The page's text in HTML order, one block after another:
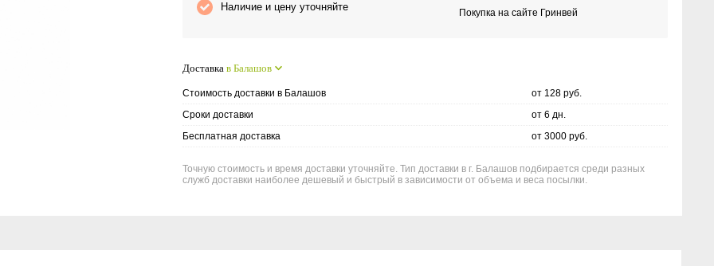
Покупка на сайте Гринвей
Наличие и цену уточняйте
Доставка в Балашов
Стоимость доставки в Балашов
от 128 руб.
Сроки доставки
от 6 дн.
Бесплатная доставка
от 3000 руб.
Точную стоимость и время доставки уточняйте. Тип доставки в г. Балашов подбирается среди разных
служб доставки наиболее дешевый и быстрый в зависимости от объема и веса посылки.